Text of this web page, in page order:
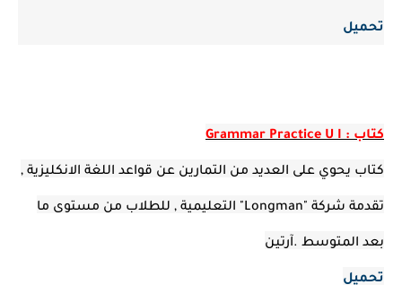
تحميل
كتاب : Grammar Practice U I
كتاب يحوي على العديد من التمارين عن قواعد اللغة الانكليزية ,
تقدمة شركة "Longman" التعليمية , للطلاب من مستوى ما
بعد المتوسط .آرتين
تحميل